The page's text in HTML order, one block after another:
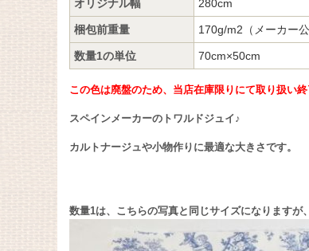
オリジナル幅 280cm
梱包前重量 170g/m2（メーカー公
数量1の単位 70cm×50cm
この色は廃盤のため、当店在庫限りにて取り扱い終
スペインメーカーのトワルドジュイ♪
カルトナージュや小物作りに最適な大きさです。
数量1は、こちらの写真と同じサイズになりますが